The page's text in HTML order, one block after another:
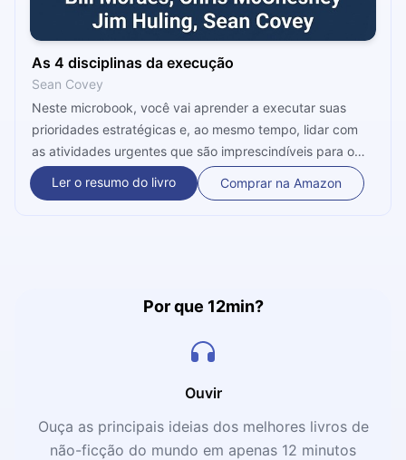
As 4 disciplinas da execução
Sean Covey
Neste microbook, você vai aprender a executar suas
prioridades estratégicas e, ao mesmo tempo, lidar com
as atividades urgentes que são imprescindíveis para o
funcionamento do seu negócio. Vamos nessa? Ouça
agora em 12 minutos.
Ler o resumo do livro Comprar na Amazon
Por que 12min?
Ouvir
Ouça as principais ideias dos melhores livros de
não-ficção do mundo em apenas 12 minutos